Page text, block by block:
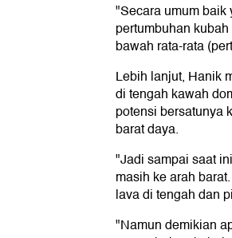
"Secara umum baik
pertumbuhan
bawah rata-rata
Lebih lanjut, Hanik
di tengah kawah
potensi bersatunya
barat daya.
"Jadi sampai saat
masih ke arah
lava di tengah dan
"Namun demikian